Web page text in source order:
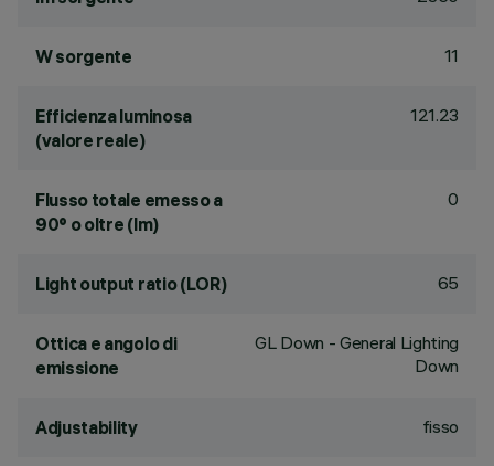
W sorgente 11
Efficienza luminosa
(valore reale)
121.23
Flusso totale emesso a
90° o oltre (lm)
0
Light output ratio (LOR) 65
Ottica e angolo di
emissione
GL Down - General Lighting
Down
Adjustability fisso